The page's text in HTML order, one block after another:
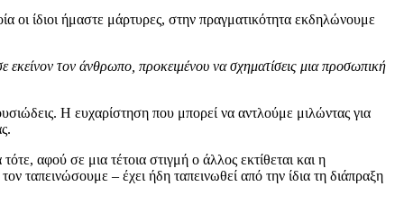
οι ίδιοι ήμαστε μάρτυρες, στην πραγματικότητα εκδηλώνουμε
τον άνθρωπο, προκειμένου να σχηματίσεις μια προσωπική
Η ευχαρίστηση που μπορεί να αντλούμε μιλώντας για
αφού σε μια τέτοια στιγμή ο άλλος εκτίθεται και η
ταπεινώσουμε – έχει ήδη ταπεινωθεί από την ίδια τη διάπραξη